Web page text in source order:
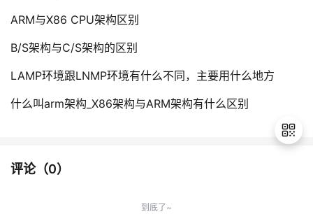
ARM与X86 CPU架构区别
B/S架构与C/S架构的区别
LAMP环境跟LNMP环境有什么不同，主要用什么地方
什么叫arm架构_X86架构与ARM架构有什么区别
评论（0）
到底了~